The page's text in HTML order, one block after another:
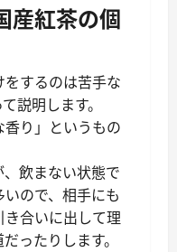
産紅茶の個
するのは苦手な
説明します。
香り」というもの
飲まない状態で
ので、相手にも
合いに出して理
ったりします。